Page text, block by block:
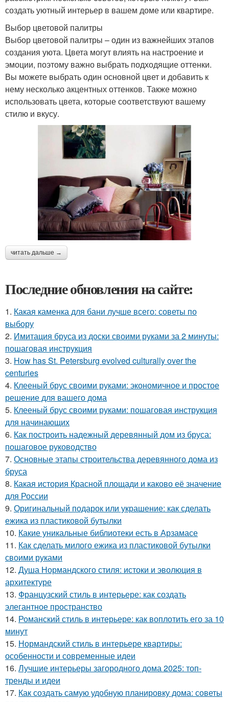
создать уютный интерьер в вашем доме или квартире.
Выбор цветовой палитры
Выбор цветовой палитры – один из важнейших этапов
создания уюта. Цвета могут влиять на настроение и
эмоции, поэтому важно выбрать подходящие оттенки.
Вы можете выбрать один основной цвет и добавить к
нему несколько акцентных оттенков. Также можно
использовать цвета, которые соответствуют вашему
стилю и вкусу.
читать дальше →
Последние обновления на сайте:
1. Какая каменка для бани лучше всего: советы по
выбору
2. Имитация бруса из доски своими руками за 2 минуты:
пошаговая инструкция
3. How has St. Petersburg evolved culturally over the
centuries
4. Клееный брус своими руками: экономичное и простое
решение для вашего дома
5. Клееный брус своими руками: пошаговая инструкция
для начинающих
6. Как построить надежный деревянный дом из бруса:
пошаговое руководство
7. Основные этапы строительства деревянного дома из
бруса
8. Какая история Красной площади и каково её значение
для России
9. Оригинальный подарок или украшение: как сделать
ежика из пластиковой бутылки
10. Какие уникальные библиотеки есть в Арзамасе
11. Как сделать милого ежика из пластиковой бутылки
своими руками
12. Душа Нормандского стиля: истоки и эволюция в
архитектуре
13. Французский стиль в интерьере: как создать
элегантное пространство
14. Романский стиль в интерьере: как воплотить его за 10
минут
15. Нормандский стиль в интерьере квартиры:
особенности и современные идеи
16. Лучшие интерьеры загородного дома 2025: топ-
тренды и идеи
17. Как создать самую удобную планировку дома: советы